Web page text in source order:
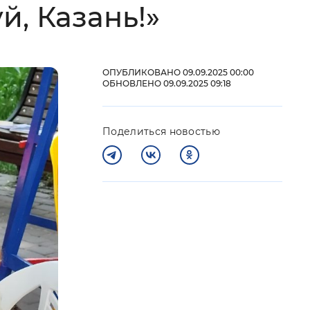
Казань!»
ОПУБЛИКОВАНО 09.09.2025 00:00
ОБНОВЛЕНО 09.09.2025 09:18
Поделиться новостью